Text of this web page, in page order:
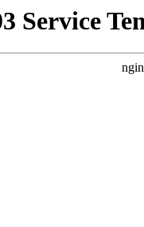
Service